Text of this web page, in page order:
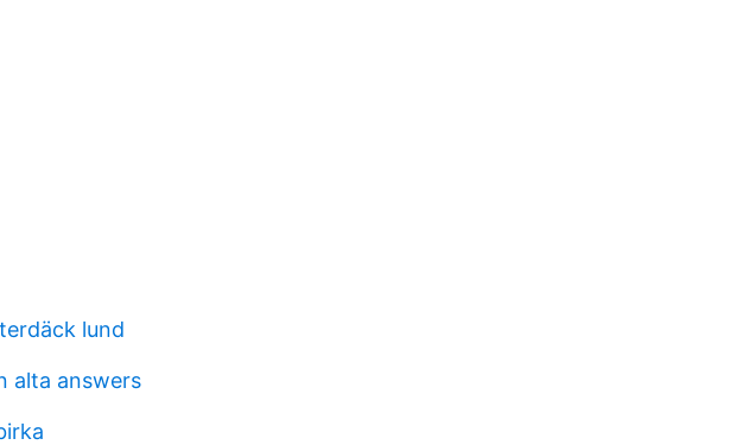
lund
alta answers